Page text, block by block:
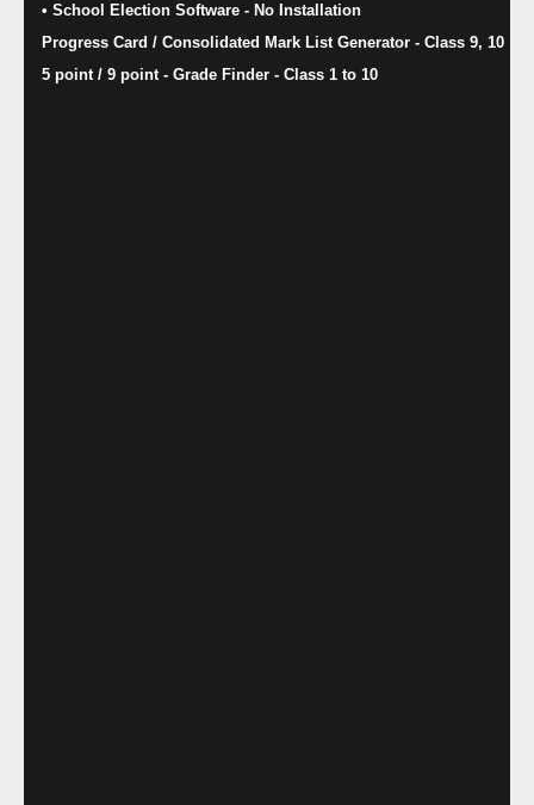
• School Election Software​ - No Installation
Progress Card / Consolidated Mark List Generator - Class 9, 10
5 point / 9 point - Grade Finder - Class 1 to 10